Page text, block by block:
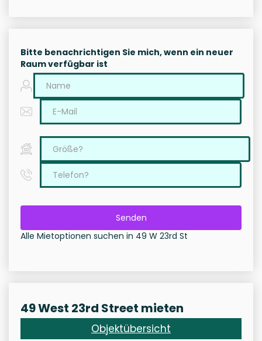
Bitte benachrichtigen Sie mich, wenn ein neuer
Raum verfügbar ist
Senden
Alle Mietoptionen suchen in 49 W 23rd St
49 West 23rd Street mieten
Objektübersicht